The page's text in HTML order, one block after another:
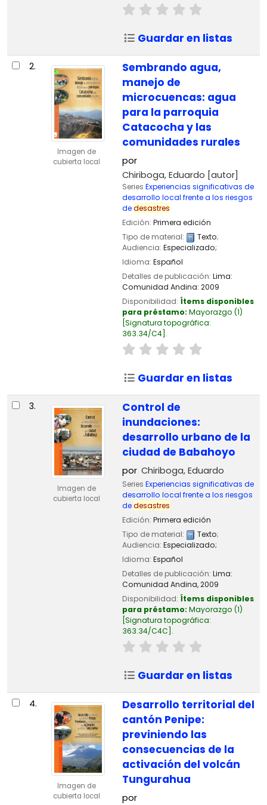
Guardar en listas
2.
Imagen de
cubierta local
Sembrando agua,
manejo de
microcuencas: agua
para la parroquia
Catacocha y las
comunidades rurales
por
Chiriboga, Eduardo [autor]
Series Experiencias significativas de
desarrollo local frente a los riesgos
dedesastres
Edición: Primera edición
Tipo de material:
Texto;
Audiencia: Especializado;
Idioma: Español
Detalles de publicación: Lima:
Comunidad Andina: 2009
Disponibilidad: Ítems disponibles
para préstamo: Mayorazgo (1)
Signatura topográfica:
363.34/C4 .
Guardar en listas
3.
Imagen de
cubierta local
Control de
inundaciones:
desarrollo urbano de la
ciudad de Babahoyo
por Chiriboga, Eduardo
Series Experiencias significativas de
desarrollo local frente a los riesgos
dedesastres
Edición: Primera edición
Tipo de material:
Texto;
Audiencia: Especializado;
Idioma: Español
Detalles de publicación: Lima:
Comunidad Andina,2009
Disponibilidad: Ítems disponibles
para préstamo: Mayorazgo (1)
Signatura topográfica:
363.34/C4C .
Guardar en listas
4.
Imagen de
cubierta local
Desarrollo territorial del
cantón Penipe:
previniendo las
consecuencias de la
activación del volcán
Tungurahua
por